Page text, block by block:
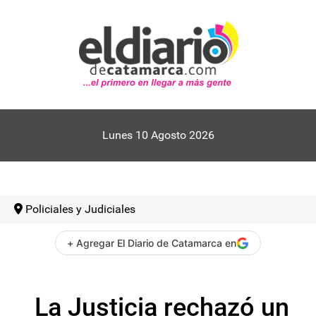
Lunes 10 Agosto 2026
Policiales y Judiciales
+ Agregar El Diario de Catamarca en
La Justicia rechazó un